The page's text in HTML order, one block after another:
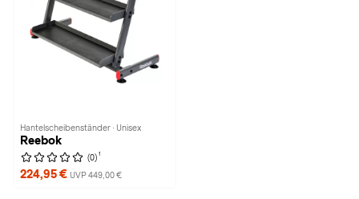
Hantelscheibenständer · Unisex
Reebok
(0) 1
224,95 € UVP 449,00 €